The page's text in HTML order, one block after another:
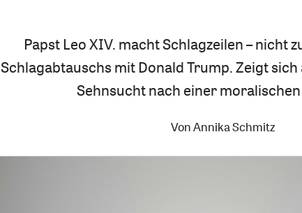
Papst Leo XIV. macht Schlagzeilen – nicht
Schlagabtauschs mit Donald Trump. Zeigt
Sehnsucht nach einer
VonAnnika Schmitz